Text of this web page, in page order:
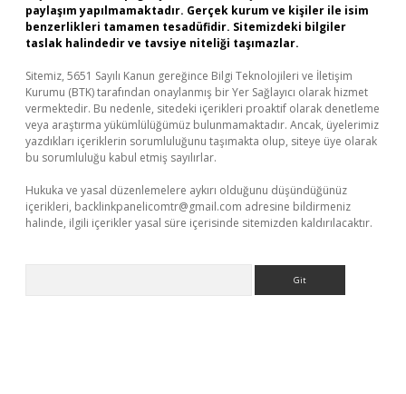
paylaşım yapılmamaktadır. Gerçek kurum ve kişiler ile isim
benzerlikleri tamamen tesadüfidir. Sitemizdeki bilgiler
taslak halindedir ve tavsiye niteliği taşımazlar.
Sitemiz, 5651 Sayılı Kanun gereğince Bilgi Teknolojileri ve İletişim
Kurumu (BTK) tarafından onaylanmış bir Yer Sağlayıcı olarak hizmet
vermektedir. Bu nedenle, sitedeki içerikleri proaktif olarak denetleme
veya araştırma yükümlülüğümüz bulunmamaktadır. Ancak, üyelerimiz
yazdıkları içeriklerin sorumluluğunu taşımakta olup, siteye üye olarak
bu sorumluluğu kabul etmiş sayılırlar.
Hukuka ve yasal düzenlemelere aykırı olduğunu düşündüğünüz
içerikleri, backlinkpanelicomtr@gmail.com adresine bildirmeniz
halinde, ilgili içerikler yasal süre içerisinde sitemizden kaldırılacaktır.